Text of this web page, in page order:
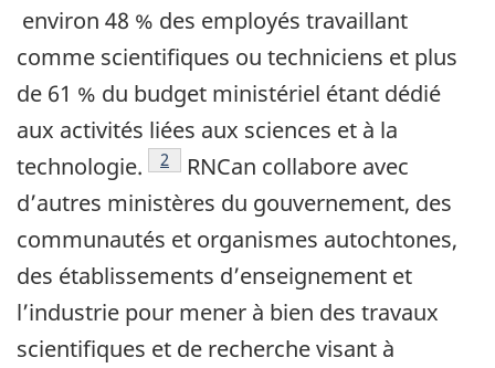
environ 48 % des employés travaillant
comme scientifiques ou techniciens et plus
de 61 % du budget ministériel étant dédié
aux activités liées aux sciences et à la
technologie.
Note de bas de page
2
RNCan collabore avec
d’autres ministères du gouvernement, des
communautés et organismes autochtones,
des établissements d’enseignement et
l’industrie pour mener à bien des travaux
scientifiques et de recherche visant à